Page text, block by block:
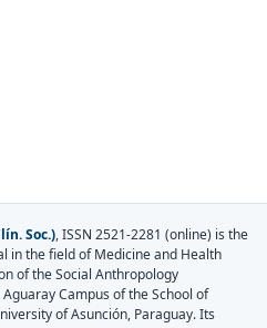
Soc.), ISSN 2521-2281 (online) is the
in the field of Medicine and Health
of the Social Anthropology
Campus of the School of
of Asunción, Paraguay. Its